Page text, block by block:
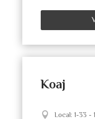
Koaj
Local: 1-33 -